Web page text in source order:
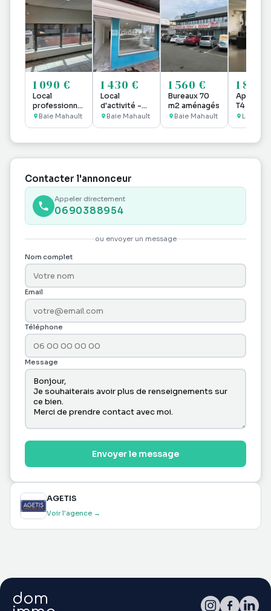
1 090 €
Local
professionnel
à louer Jarry
Baie Mahault
1 430 €
Local
d'activité -
Baie Mahault -
Baie Mahault
1 560 €
Bureaux 70
m2 aménagés
Baie Mahault
1 800
T4
VUE MER
Le
Contacter l'annonceur
Appeler directement
0690388954
ou envoyer un message
Nom complet
Email
Téléphone
Message
Envoyer le message
AGETIS
Voir l'agence →
dom